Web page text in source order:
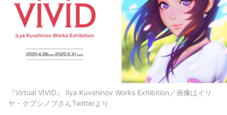
『Virtual VIVID』 Ilya Kuvshinov Works Exhibition／画像はイリ
ヤ・クブシノブさんTwitterより